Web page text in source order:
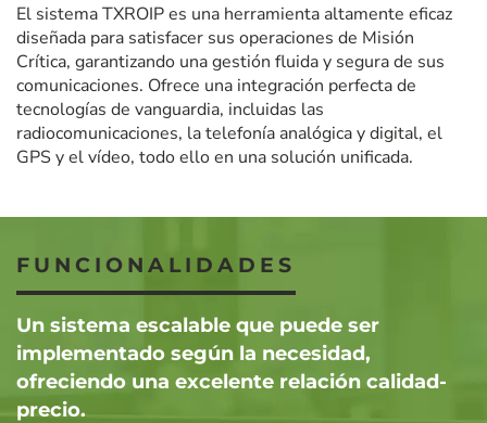
El sistema TXROIP es una herramienta altamente eficaz
diseñada para satisfacer sus operaciones de Misión
Crítica, garantizando una gestión fluida y segura de sus
comunicaciones. Ofrece una integración perfecta de
tecnologías de vanguardia, incluidas las
radiocomunicaciones, la telefonía analógica y digital, el
GPS y el vídeo, todo ello en una solución unificada.
FUNCIONALIDADES
Un sistema escalable que puede ser
implementado según la necesidad,
ofreciendo una excelente relación calidad-
precio.